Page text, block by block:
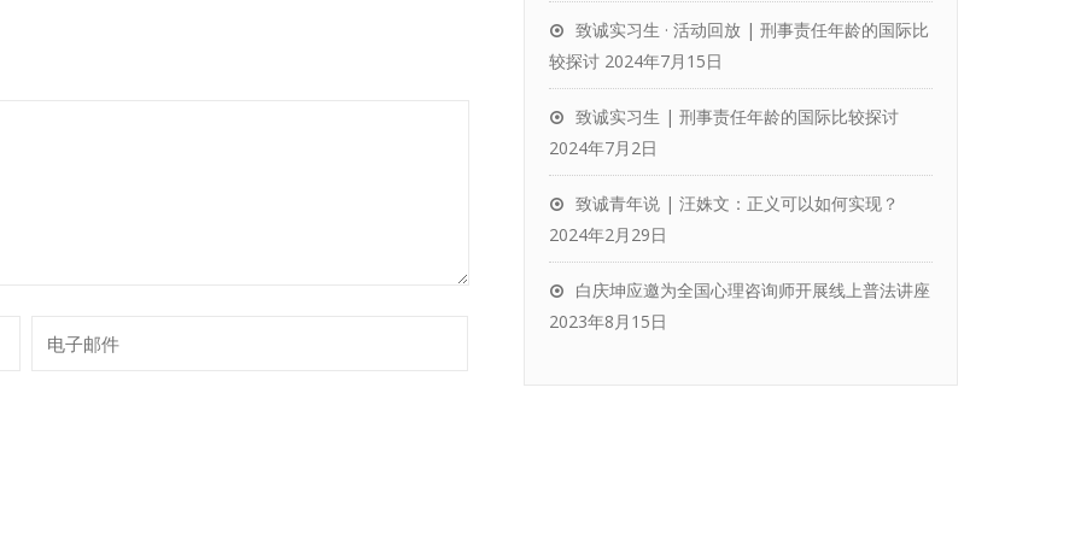
致诚实习生 · 活动回放 | 刑事责任年龄的国际比
较探讨 2024年7月15日
致诚实习生 | 刑事责任年龄的国际比较探讨
2024年7月2日
致诚青年说 | 汪姝文：正义可以如何实现？
2024年2月29日
白庆坤应邀为全国心理咨询师开展线上普法讲座
2023年8月15日